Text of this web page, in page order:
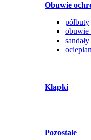
Obuwie
półbuty
obuwie
sandały
Klapki
Pozostałe